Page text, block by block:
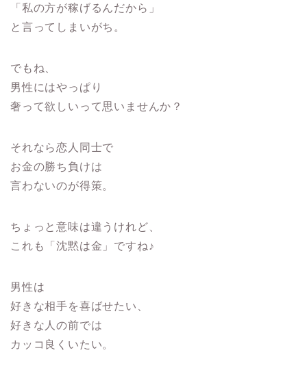
「私の方が稼げるんだから」
と言ってしまいがち。
でもね、
男性にはやっぱり
奢って欲しいって思いませんか？
それなら恋人同士で
お金の勝ち負けは
言わないのが得策。
ちょっと意味は違うけれど、
これも「沈黙は金」ですね♪
男性は
好きな相手を喜ばせたい、
好きな人の前では
カッコ良くいたい。